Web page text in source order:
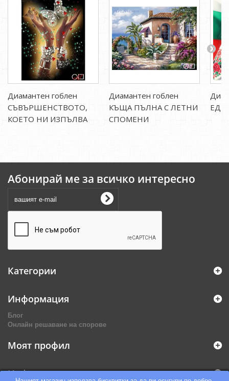
Диамантен гоблен
СЪВЪРШЕНСТВОТО,
КОЕТО НИ ИЗПЪЛВА
Диамантен гоблен
КЪЩА ПЪЛНА С ЛЕТНИ
СПОМЕНИ
Абонирай ме за всичко интересно
Категории
Информация
Блог
Онлайн решаване на спорове
Моят профил
Информация за магазина